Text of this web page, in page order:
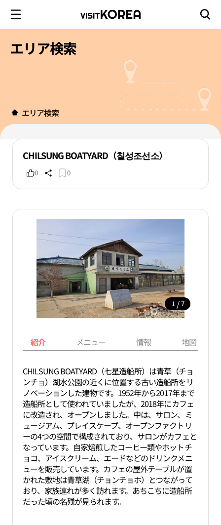
エリア検索
エリア検索
CHILSUNG BOATYARD（칠성조선소）
0 0
1 / 7
紹介 メニュー 情報 地図
CHILSUNG BOATYARD（七星造船所）は青草（チョ
ンチョ）湖水公園の近くに位置する古い造船所をリ
ノベーションした建物です。1952年から2017年まで
造船所として使われていましたが、2018年にカフェ
に改造され、オープンしました。中は、サロン、ミ
ュージアム、プレイスケープ、オープンファクトリ
ーの4つの空間で構成されており、サロンがカフェと
なっています。自家焙煎したコーヒー類やホットチ
ョコ、アイスクリーム、エードなどのドリンクメニ
ューを販売しています。カフェの屋外テーブルが置
かれた敷地は青草湖（チョンチョホ）とつながって
おり、家族連れが多く訪れます。あちこちに造船所
だった頃の名残が見られます。